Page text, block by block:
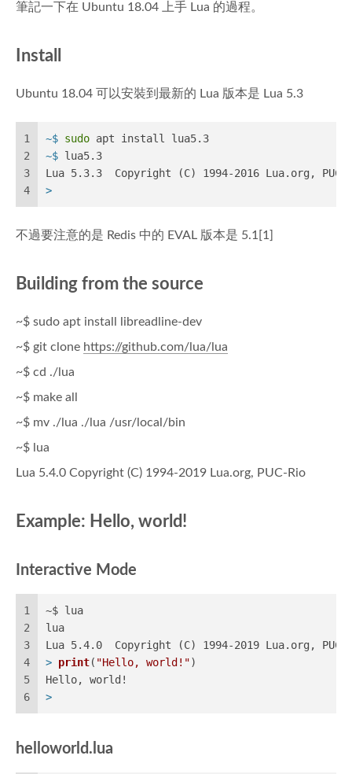
筆記一下在 Ubuntu 18.04 上手 Lua 的過程。
Install
Ubuntu 18.04 可以安裝到最新的 Lua 版本是 Lua 5.3
1
2
3
4
~$ sudo apt install lua5.3
~$ lua5.3
Lua 5.3.3  Copyright (C) 1994-2016 Lua.org, PUC-
>
不過要注意的是 Redis 中的 EVAL 版本是 5.1[1]
Building from the source
~$ sudo apt install libreadline-dev
~$ git clone https://github.com/lua/lua
~$ cd ./lua
~$ make all
~$ mv ./lua ./lua /usr/local/bin
~$ lua
Lua 5.4.0 Copyright (C) 1994-2019 Lua.org, PUC-Rio
Example: Hello, world!
Interactive Mode
1
2
3
4
5
6
~$ lua
lua
Lua 5.4.0  Copyright (C) 1994-2019 Lua.org, PUC-
> print( "Hello, world!")
Hello, world!
>
helloworld.lua